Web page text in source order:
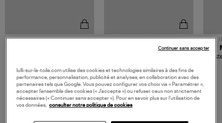
NOUVELLE COLLECTION
TORAL
lulli-sur-la-toile.com utilise des cookies et technologies similaires à des fins de
performance, personnalisation, publicité et analyses, en collaboration avec des
partenaires tels que Google. Vous pouvez configurer vos choix via « Paramétrer »,
accepter l’ensemble des cookies (« J’accepte ») ou refuser ceux non strictement
nécessaires (« Continuer sans accepter »). Pour en savoir plus sur l’utilisation de
vos données, consulter notre politique de cookies
Continuer sans accepter